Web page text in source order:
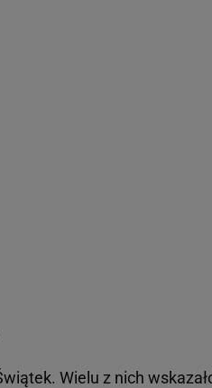
Wielu z nich